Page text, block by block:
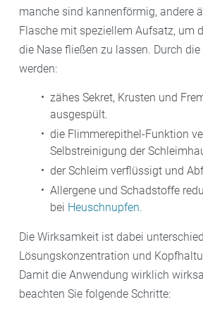
manche sind kannenförmig, andere
Flasche mit speziellem Aufsatz, um
die Nase fließen zu lassen. Durch
werden:
zähes Sekret, Krusten und
ausgespült.
die Flimmerepithel-Funktion
Selbstreinigung der
der Schleim verflüssigt und
Allergene und Schadstoffe
bei Heuschnupfen.
Die Wirksamkeit ist dabei
Lösungskonzentration und
Damit die Anwendung wirklich
beachten Sie folgende Schritte: